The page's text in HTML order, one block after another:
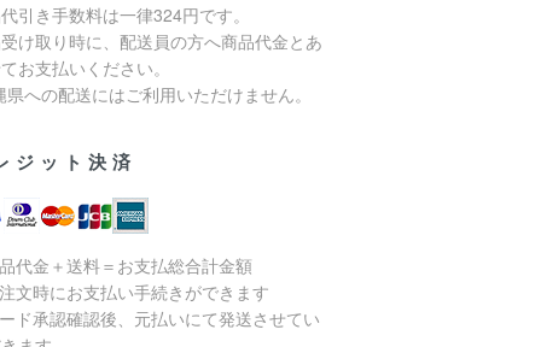
引き手数料は一律324円です。
け取り時に、配送員の方へ商品代金とあ
お支払いください。
県への配送にはご利用いただけません。
ジット決済
代金＋送料＝お支払総合計金額
文時にお支払い手続きができます
ド承認確認後、元払いにて発送させてい